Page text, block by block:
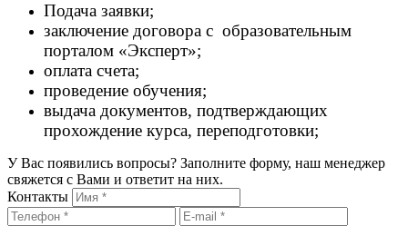
Подача заявки;
заключение договора с образовательным
порталом «Эксперт»;
оплата счета;
проведение обучения;
выдача документов, подтверждающих
прохождение курса, переподготовки;
У Вас появились вопросы? Заполните форму, наш менеджер
свяжется с Вами и ответит на них.
Контакты